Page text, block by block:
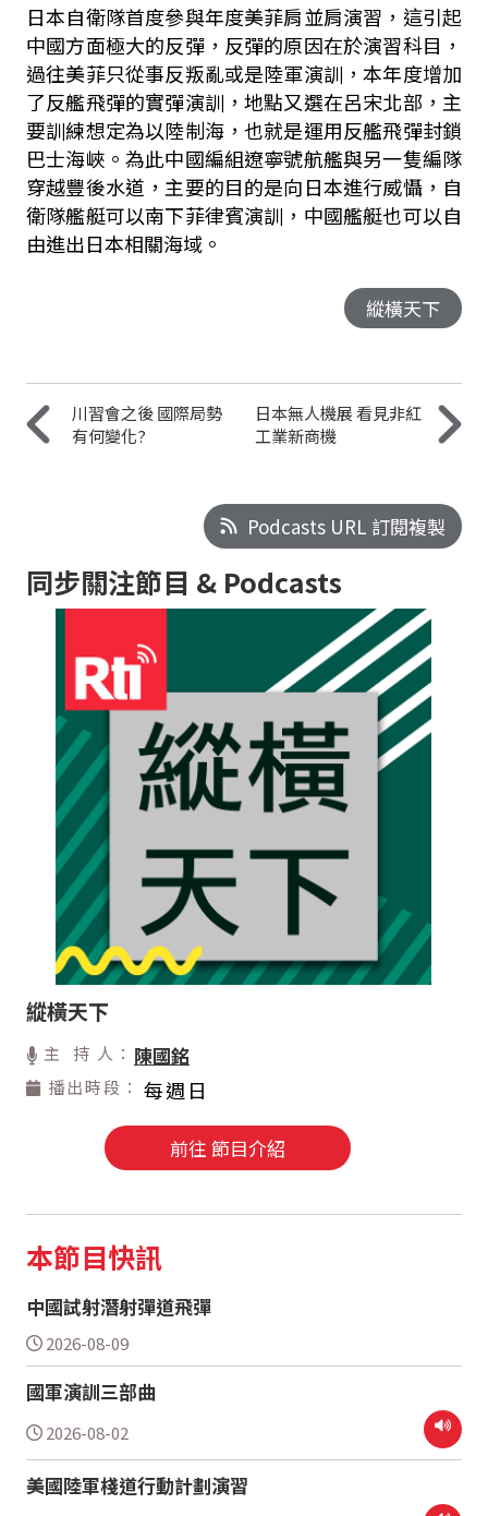
日本自衛隊首度參與年度美菲肩並肩演習，這引起
中國方面極大的反彈，反彈的原因在於演習科目，
過往美菲只從事反叛亂或是陸軍演訓，本年度增加
了反艦飛彈的實彈演訓，地點又選在呂宋北部，主
要訓練想定為以陸制海，也就是運用反艦飛彈封鎖
巴士海峽。為此中國編組遼寧號航艦與另一隻編隊
穿越豐後水道，主要的目的是向日本進行威懾，自
衛隊艦艇可以南下菲律賓演訓，中國艦艇也可以自
由進出日本相關海域。
縱橫天下
川習會之後 國際局勢
有何變化?
日本無人機展 看見非紅
工業新商機
Podcasts URL 訂閱複製
同步關注節目 & Podcasts
縱橫天下
主 持 人： 陳國銘
播出時段： 每週日
前往 節目介紹
本節目快訊
中國試射潛射彈道飛彈
2026-08-09
國軍演訓三部曲
2026-08-02
美國陸軍棧道行動計劃演習